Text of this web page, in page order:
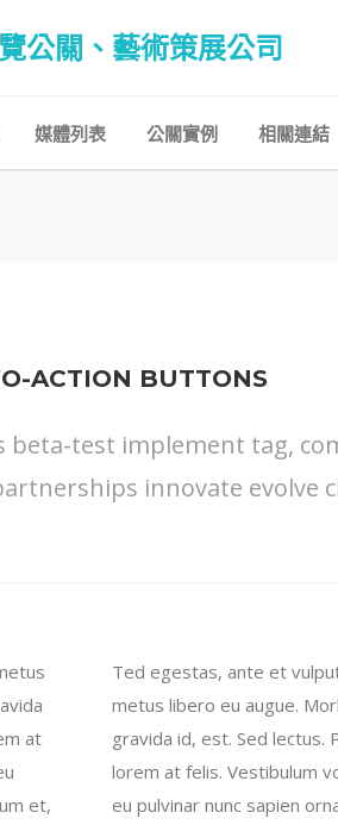
媒體列表 公關實例 相關連結
ACTION BUTTONS
beta-test implement tag,
innovate evolve
at
et,
Ted egestas, ante et
metus libero eu augue.
gravida id, est. Sed
lorem at felis. Vestibulum
eu pulvinar nunc sapien